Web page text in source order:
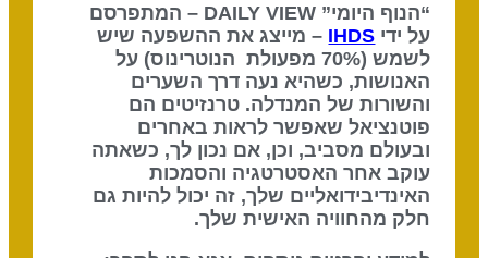
“הנוף היומי” DAILY VIEW – המתפרסם
על ידיIHDS – מייצג את ההשפעה שיש
לשמש (70% מפעולת הנוטרינוס) על
האנושות, כשהיא נעה דרך השערים
והשורות של המנדלה. טרנזיטים הם
פוטנציאל שאפשר לראות באחרים
ובעולם מסביב, וכן, אם נכון לך, כשאתה
עוקב אחר האסטרטגיה והסמכות
האינדיבידואליים שלך, זה יכול להיות גם
חלק מהחוויה האישית שלך.